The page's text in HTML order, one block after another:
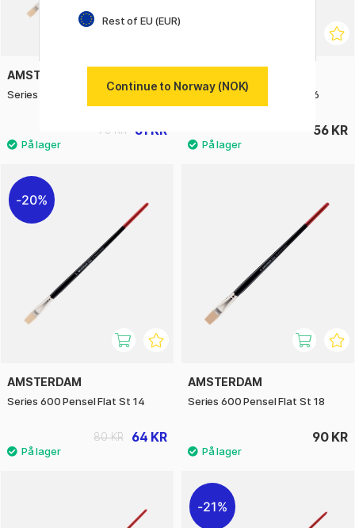
AMSTERDAM
Series 600 Pensel Flat St 10
61 KR
76 KR
Series 600 Pensel Flat St 6
56 KR
20%
AMSTERDAM
Series 600 Pensel Flat St 14
64 KR
80 KR
AMSTERDAM
Series 600 Pensel Flat St 18
90 KR
21%
Rest of EU (EUR)
Continue to Norway (NOK)